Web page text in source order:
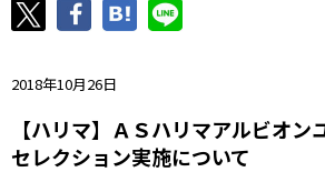
2018年10月26日
【ハリマ】ＡＳハリマアルビオ
セレクション実施について